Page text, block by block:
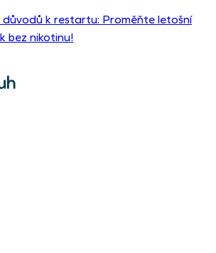
k restartu: Proměňte letošní
bez nikotinu!